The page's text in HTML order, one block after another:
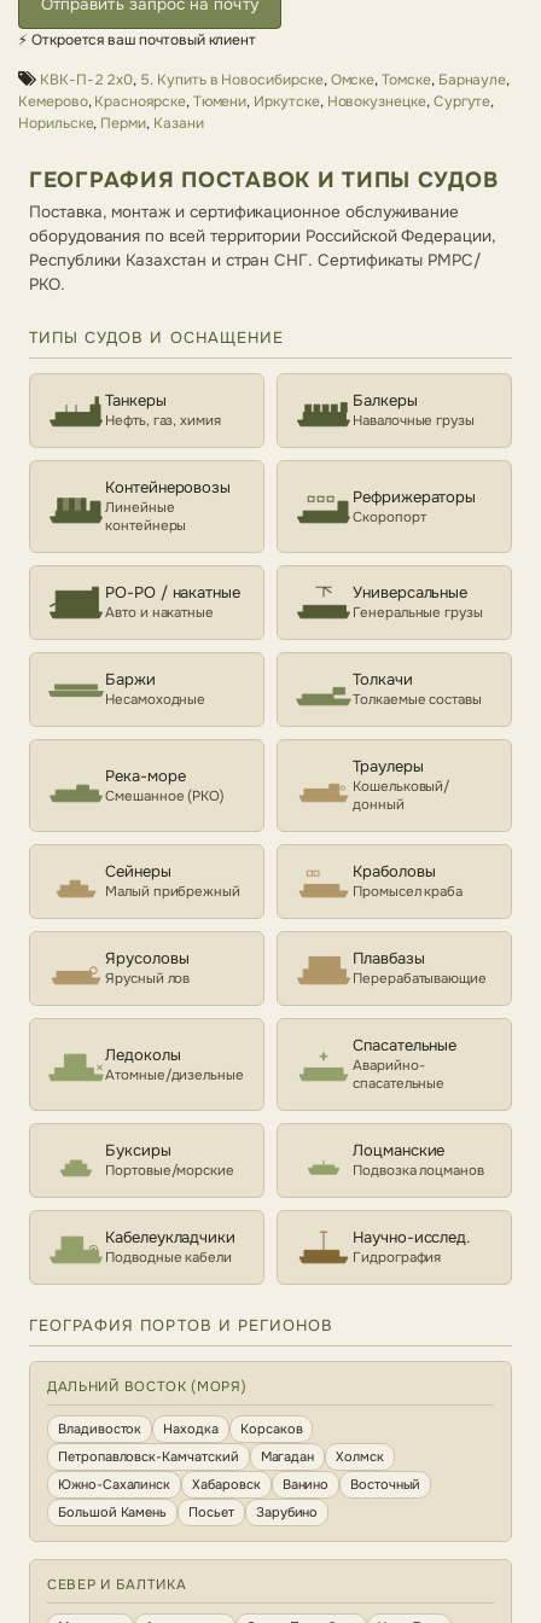
Отправить запрос на почту
⚡ Откроется ваш почтовый клиент
КВК-П-2 2х0, 5. Купить в Новосибирске,Омске,Томске, Барнауле,
Кемерово,Красноярске,Тюмени, Иркутске, Новокузнецке,Сургуте,
Норильске, Перми, Казани
ГЕОГРАФИЯ ПОСТАВОК И ТИПЫ СУДОВ
Поставка, монтаж и сертификационное обслуживание
оборудования по всей территории Российской Федерации,
Республики Казахстан и стран СНГ. Сертификаты РМРС/
РКО.
ТИПЫ СУДОВ И ОСНАЩЕНИЕ
Танкеры
Нефть, газ, химия
Балкеры
Навалочные грузы
Контейнеровозы
Линейные
контейнеры
Рефрижераторы
Скоропорт
РО-РО / накатные
Авто и накатные
Универсальные
Генеральные грузы
Баржи
Несамоходные
Толкачи
Толкаемые составы
Река-море
Смешанное (РКО)
Траулеры
Кошельковый/
донный
Сейнеры
Малый прибрежный
Краболовы
Промысел краба
Ярусоловы
Ярусный лов
Плавбазы
Перерабатывающие
Ледоколы
Атомные/дизельные
Спасательные
Аварийно-
спасательные
Буксиры
Портовые/морские
Лоцманские
Подвозка лоцманов
Кабелеукладчики
Подводные кабели
Научно-исслед.
Гидрография
ГЕОГРАФИЯ ПОРТОВ И РЕГИОНОВ
ДАЛЬНИЙ ВОСТОК (МОРЯ)
Владивосток Находка
Корсаков
Петропавловск-Камчатский
Магадан
Холмск
Южно-Сахалинск
Хабаровск Ванино
Восточный
Большой Камень
Посьет Зарубино
СЕВЕР И БАЛТИКА